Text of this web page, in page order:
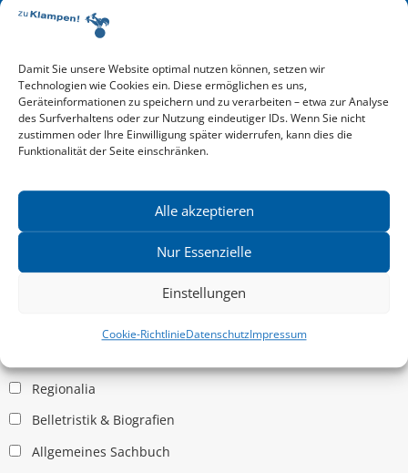
Damit Sie unsere Website optimal nutzen können, setzen wir
Technologien wie Cookies ein. Diese ermöglichen es uns,
Geräteinformationen zu speichern und zu verarbeiten – etwa zur Analyse
des Surfverhaltens oder zur Nutzung eindeutiger IDs. Wenn Sie nicht
zustimmen oder Ihre Einwilligung später widerrufen, kann dies die
Funktionalität der Seite einschränken.
Alle akzeptieren
Nur Essenzielle
Einstellungen
Cookie-RichtlinieDatenschutzImpressum
Aktuelle Vorschau
Entdecken Sie das aktuelle zu-Klampen!-Verlagsprogramm.
Hier finden Sie die Verlagsvorschau – einfach direkt online
reinlesen oder herunterladen.
Download: Vorschau zu Klampen! Herbst 2026
Mehr aktuelle Vorschauen ansehen
News zu aktuellen Neuheiten und Nachrichten im zu Klampen!
Verlag – jederzeit wieder abbestellbar.
Kritische Theorie / Philosophie
Regionalia
Belletristik & Biografien
Allgemeines Sachbuch